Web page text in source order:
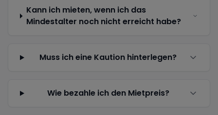
Kann ich mieten, wenn ich das
Mindestalter noch nicht erreicht habe?
Muss ich eine Kaution hinterlegen?
Wie bezahle ich den Mietpreis?